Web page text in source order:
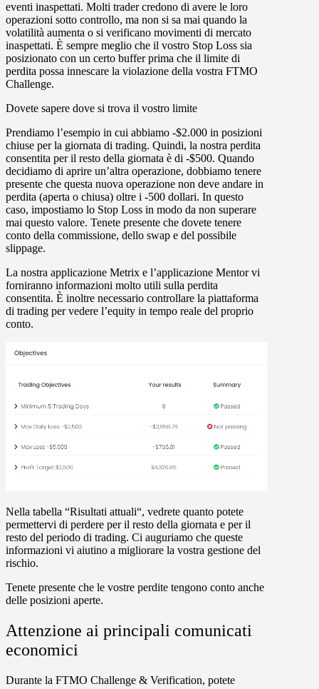
eventi inaspettati. Molti trader credono di avere le loro
operazioni sotto controllo, ma non si sa mai quando la
volatilità aumenta o si verificano movimenti di mercato
inaspettati. È sempre meglio che il vostro Stop Loss sia
posizionato con un certo buffer prima che il limite di
perdita possa innescare la violazione della vostra FTMO
Challenge.
Dovete sapere dove si trova il vostro limite
Prendiamo l’esempio in cui abbiamo -$2.000 in posizioni
chiuse per la giornata di trading. Quindi, la nostra perdita
consentita per il resto della giornata è di -$500. Quando
decidiamo di aprire un’altra operazione, dobbiamo tenere
presente che questa nuova operazione non deve andare in
perdita (aperta o chiusa) oltre i -500 dollari. In questo
caso, impostiamo lo Stop Loss in modo da non superare
mai questo valore. Tenete presente che dovete tenere
conto della commissione, dello swap e del possibile
slippage.
La nostra applicazione Metrix e l’applicazione Mentor vi
forniranno informazioni molto utili sulla perdita
consentita. È inoltre necessario controllare la piattaforma
di trading per vedere l’equity in tempo reale del proprio
conto.
Nella tabella “Risultati attuali“, vedrete quanto potete
permettervi di perdere per il resto della giornata e per il
resto del periodo di trading. Ci auguriamo che queste
informazioni vi aiutino a migliorare la vostra gestione del
rischio.
Tenete presente che le vostre perdite tengono conto anche
delle posizioni aperte.
Attenzione ai principali comunicati
economici
Durante la FTMO Challenge & Verification, potete